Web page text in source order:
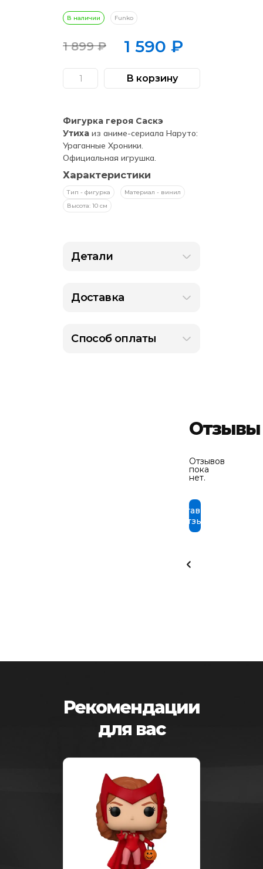
В наличии Funko
1 899₽
Первоначальная
цена
составляла
899 ₽.
1 590₽
Текущая
цена:
1Количество
товара
Animation
Naruto
Shippuden
Sasuke
(72)
В корзину
Фигурка героя Саскэ
Утиха из аниме-сериала Наруто:
Ураганные Хроники.
Официальная игрушка.
Характеристики
Тип - фигурка
Материал - винил
Высота: 10 см
Детали
Доставка
Способ оплаты
Отзывы
Отзывов
пока
нет.
Оставить
отзыв
Рекомендации
для вас